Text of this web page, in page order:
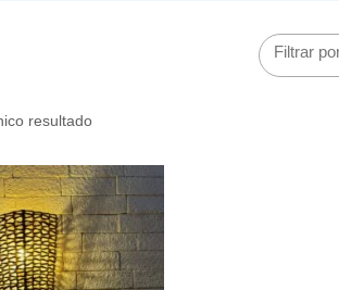
resultado